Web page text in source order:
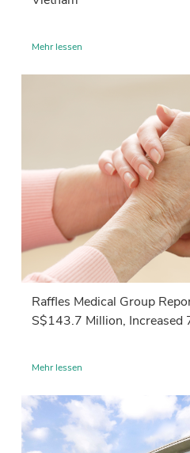
Scannen Sie den QR-
uns auf
Mehr lessen
Raffles Medical Group
S$143.7 Million, Increased
Mehr lessen